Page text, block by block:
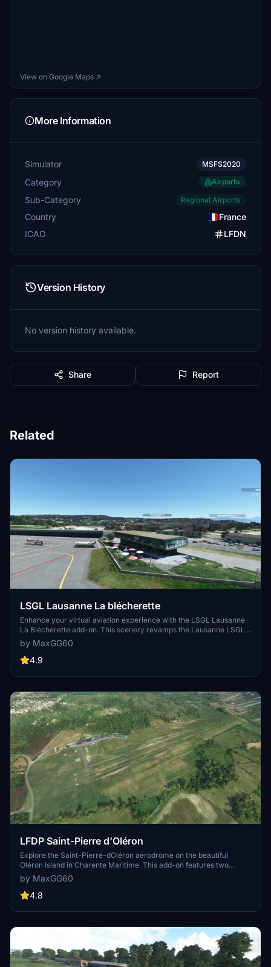
View on Google Maps ↗
More Information
Simulator MSFS2020
Category Airports
Sub-Category Regional Airports
Country
France
ICAO
LFDN
Version History
No version history available.
Share Report
Related
LSGL Lausanne La blécherette
Enhance your virtual aviation experience with the LSGL Lausanne
La Blécherette add-on. This scenery revamps the Lausanne LSGL
aerodrome in Switzerland, featuring photorealistic representations
of key buildings such as the restaurant, operations office, and
rescue base. Explore this detailed recreation, including official
stadium extracted from Google Maps. Get ready to take off and
by MaxGG60
4.9
LFDP Saint-Pierre d'Oléron
Explore the Saint-Pierre-dOléron aerodrome on the beautiful
Oléron Island in Charente Maritime. This add-on features two
runways, fueling station, and detailed modeling of all airport
buildings. Perfect for a scenic flight or practicing your take-offs and
landings.
by MaxGG60
4.8